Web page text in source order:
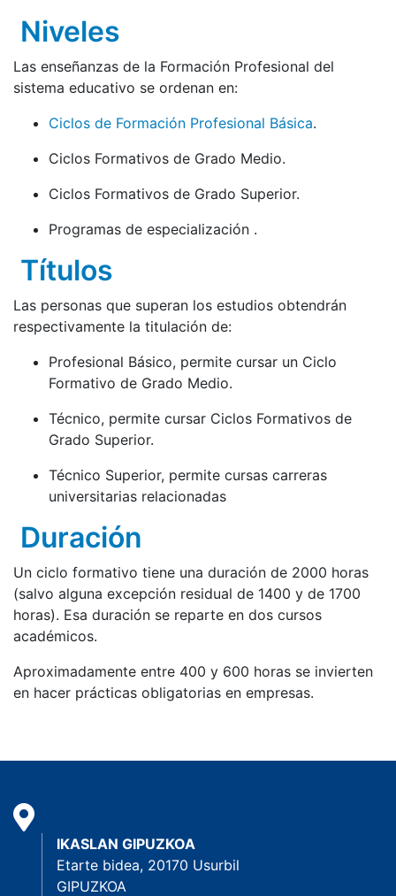
Niveles
Las enseñanzas de la Formación Profesional del
sistema educativo se ordenan en:
Ciclos de Formación Profesional Básica.
Ciclos Formativos de Grado Medio.
Ciclos Formativos de Grado Superior.
Programas de especialización .
Títulos
Las personas que superan los estudios obtendrán
respectivamente la titulación de:
Profesional Básico, permite cursar un Ciclo
Formativo de Grado Medio.
Técnico, permite cursar Ciclos Formativos de
Grado Superior.
Técnico Superior, permite cursas carreras
universitarias relacionadas
Duración
Un ciclo formativo tiene una duración de 2000 horas
(salvo alguna excepción residual de 1400 y de 1700
horas). Esa duración se reparte en dos cursos
académicos.
Aproximadamente entre 400 y 600 horas se invierten
en hacer prácticas obligatorias en empresas.
IKASLAN GIPUZKOA
Etarte bidea, 20170 Usurbil
GIPUZKOA